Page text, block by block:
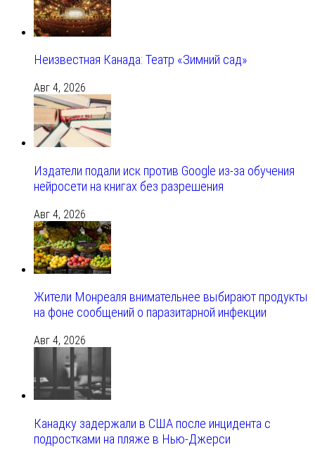
Неизвестная Канада: Театр «Зимний сад»
Авг 4, 2026
Издатели подали иск против Google из‑за обучения
нейросети на книгах без разрешения
Авг 4, 2026
Жители Монреаля внимательнее выбирают продукты
на фоне сообщений о паразитарной инфекции
Авг 4, 2026
Канадку задержали в США после инцидента с
подростками на пляже в Нью-Джерси